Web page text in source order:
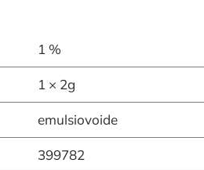
1 %
1 × 2g
emulsiovoide
399782